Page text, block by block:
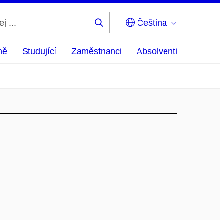
Čeština
Studující Zaměstnanci Absolventi